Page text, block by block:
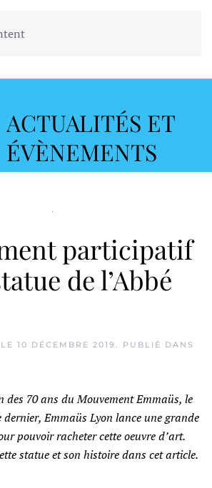
ACTUALITÉS ET
ÉVÈNEMENTS
participatif
de l’Abbé
LE 10 DÉCEMBRE 2019 . PUBLIÉ DANS
des 70 ans du Mouvement Emmaüs, le
dernier, Emmaüs Lyon lance une grande
pouvoir racheter cette oeuvre d’art.
statue et son histoire dans cet article.